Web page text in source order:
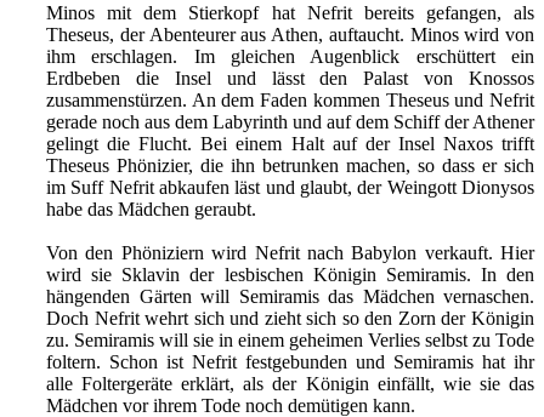
Minos mit dem Stierkopf hat Nefrit bereits gefangen, als
Theseus, der Abenteurer aus Athen, auftaucht. Minos wird von
ihm erschlagen. Im gleichen Augenblick erschüttert ein
Erdbeben die Insel und lässt den Palast von Knossos
zusammenstürzen. An dem Faden kommen Theseus und Nefrit
gerade noch aus dem Labyrinth und auf dem Schiff der Athener
gelingt die Flucht. Bei einem Halt auf der Insel Naxos trifft
Theseus Phönizier, die ihn betrunken machen, so dass er sich
im Suff Nefrit abkaufen läst und glaubt, der Weingott Dionysos
habe das Mädchen geraubt.
Von den Phöniziern wird Nefrit nach Babylon verkauft. Hier
wird sie Sklavin der lesbischen Königin Semiramis. In den
hängenden Gärten will Semiramis das Mädchen vernaschen.
Doch Nefrit wehrt sich und zieht sich so den Zorn der Königin
zu. Semiramis will sie in einem geheimen Verlies selbst zu Tode
foltern. Schon ist Nefrit festgebunden und Semiramis hat ihr
alle Foltergeräte erklärt, als der Königin einfällt, wie sie das
Mädchen vor ihrem Tode noch demütigen kann.